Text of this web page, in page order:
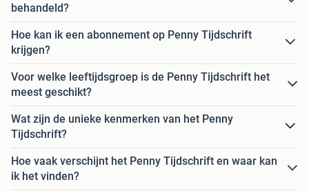
behandeld?
Hoe kan ik een abonnement op Penny Tijdschrift
krijgen?
Voor welke leeftijdsgroep is de Penny Tijdschrift het
meest geschikt?
Wat zijn de unieke kenmerken van het Penny
Tijdschrift?
Hoe vaak verschijnt het Penny Tijdschrift en waar kan
ik het vinden?